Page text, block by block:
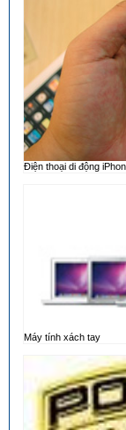
Điện thoại di động
Máy tính xách tay